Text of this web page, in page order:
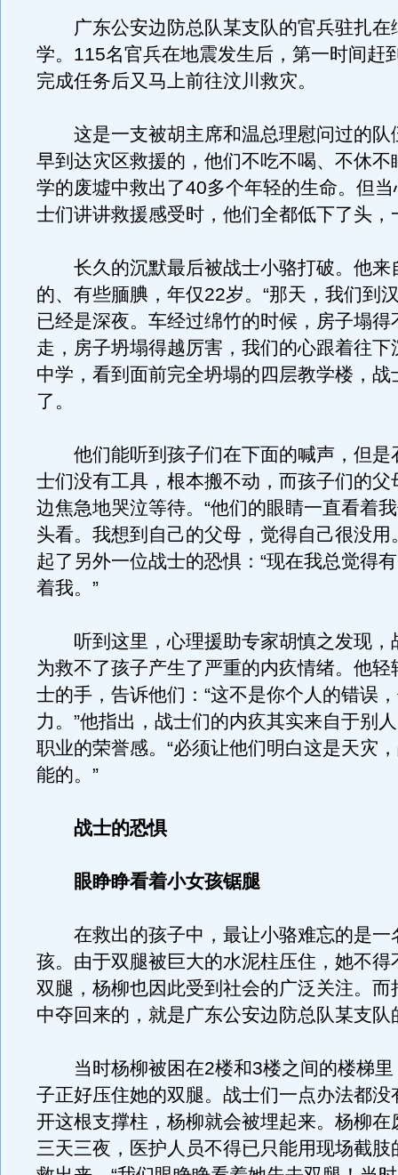
广东公安边防总队某支队的官兵驻扎在
学。115名官兵在地震发生后，第一时间赶
完成任务后又马上前往汶川救灾。
这是一支被胡主席和温总理慰问过的队
早到达灾区救援的，他们不吃不喝、不休不
学的废墟中救出了40多个年轻的生命。但
士们讲讲救援感受时，他们全都低下了头，
长久的沉默最后被战士小骆打破。他来
的、有些腼腆，年仅22岁。“那天，我们到
已经是深夜。车经过绵竹的时候，房子塌得
走，房子坍塌得越厉害，我们的心跟着往下
中学，看到面前完全坍塌的四层教学楼，战
了。
他们能听到孩子们在下面的喊声，但是
士们没有工具，根本搬不动，而孩子们的父
边焦急地哭泣等待。“他们的眼睛一直看着
头看。我想到自己的父母，觉得自己很没用
起了另外一位战士的恐惧：“现在我总觉得
着我。”
听到这里，心理援助专家胡慎之发现，
为救不了孩子产生了严重的内疚情绪。他轻
士的手，告诉他们：“这不是你个人的错误
力。”他指出，战士们的内疚其实来自于别
职业的荣誉感。“必须让他们明白这是天灾
能的。”
战士的恐惧
眼睁睁看着小女孩锯腿
在救出的孩子中，最让小骆难忘的是一
孩。由于双腿被巨大的水泥柱压住，她不得
双腿，杨柳也因此受到社会的广泛关注。而
中夺回来的，就是广东公安边防总队某支队
当时杨柳被困在2楼和3楼之间的楼梯里
子正好压住她的双腿。战士们一点办法都没
开这根支撑柱，杨柳就会被埋起来。杨柳在
三天三夜，医护人员不得已只能用现场截肢